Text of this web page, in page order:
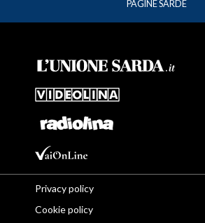
PAGINE SARDE
Privacy policy
Cookie policy